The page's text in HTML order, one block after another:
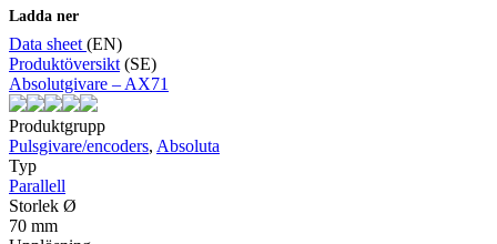
Ladda ner
Data sheet (EN)
Produktöversikt (SE)
Absolutgivare – AX71
Produktgrupp
Pulsgivare/encoders, Absoluta
Typ
Parallell
Storlek Ø
70 mm